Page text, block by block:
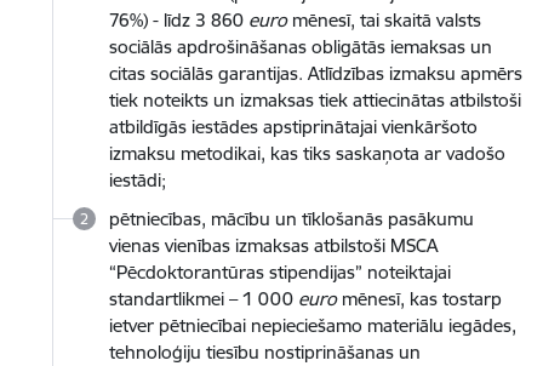
76%) - līdz 3 860 euromēnesī, tai skaitā valsts
sociālās apdrošināšanas obligātās iemaksas un
citas sociālās garantijas. Atlīdzības izmaksu apmērs
tiek noteikts un izmaksas tiek attiecinātas atbilstoši
atbildīgās iestādes apstiprinātajai vienkāršoto
izmaksu metodikai, kas tiks saskaņota ar vadošo
iestādi;
pētniecības, mācību un tīklošanās pasākumu
vienas vienības izmaksas atbilstoši MSCA
“Pēcdoktorantūras stipendijas” noteiktajai
standartlikmei – 1 000 euromēnesī, kas tostarp
ietver pētniecībai nepieciešamo materiālu iegādes,
tehnoloģiju tiesību nostiprināšanas un